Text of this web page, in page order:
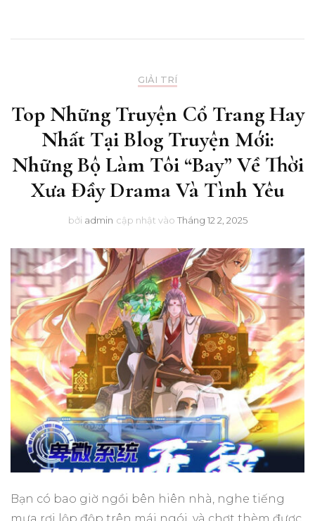
GIẢI TRÍ
Top Những Truyện Cổ Trang Hay
Nhất Tại Blog Truyện Mới:
Những Bộ Làm Tôi “Bay” Về Thời
Xưa Đầy Drama Và Tình Yêu
bởi admin cập nhật vào Tháng 12 2, 2025
Bạn có bao giờ ngồi bên hiên nhà, nghe tiếng